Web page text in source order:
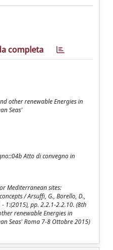
completa
other renewable Energies in
Seas'
Atto di convegno in
Mediterranean sites:
/ Arsuffi, G., Borello, D.,
- 1:(2015), pp. 2.2.1-2.2.10. (8th
renewable Energies in
Seas' Roma 7-8 Ottobre 2015)